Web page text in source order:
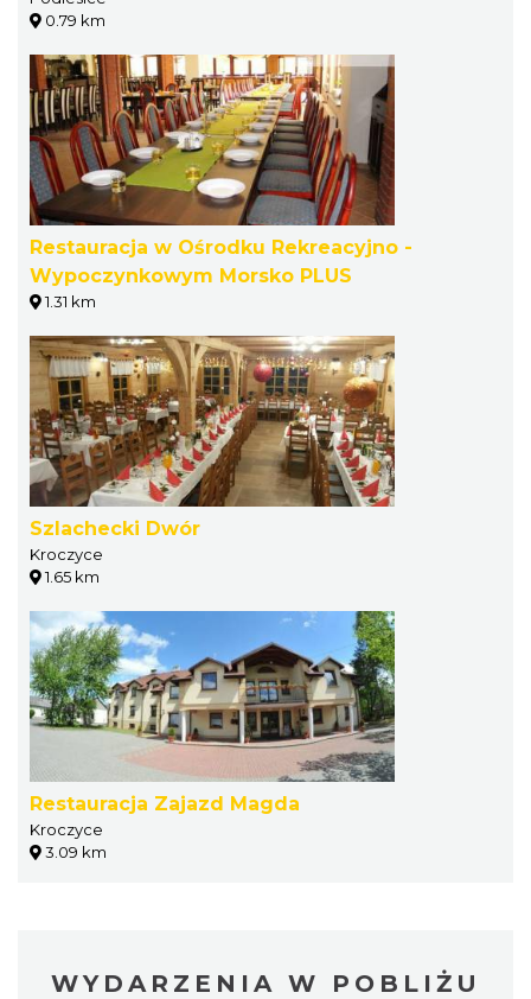
0.79 km
Restauracja w Ośrodku Rekreacyjno -
Wypoczynkowym Morsko PLUS
1.31 km
Szlachecki Dwór
Kroczyce
1.65 km
Restauracja Zajazd Magda
Kroczyce
3.09 km
WYDARZENIA W POBLIŻU